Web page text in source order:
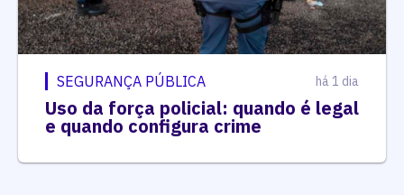
SEGURANÇA PÚBLICA há 1 dia
Uso da força policial: quando é legal
e quando configura crime